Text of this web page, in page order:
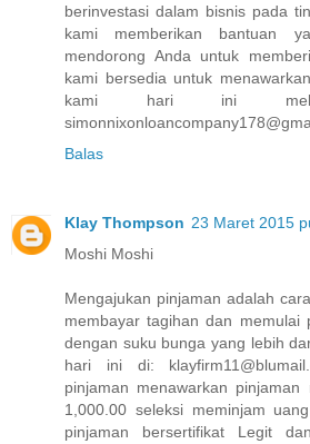
berinvestasi dalam bisnis pada
kami memberikan bantuan
mendorong Anda untuk
kami bersedia untuk
kami hari ini
Balas
Klay Thompson 23 Maret 2015
Moshi Moshi
Mengajukan pinjaman adalah
membayar tagihan dan memulai
dengan suku bunga yang lebih
hari ini di:
pinjaman menawarkan
1,000.00 seleksi meminjam
pinjaman bersertifikat Legit